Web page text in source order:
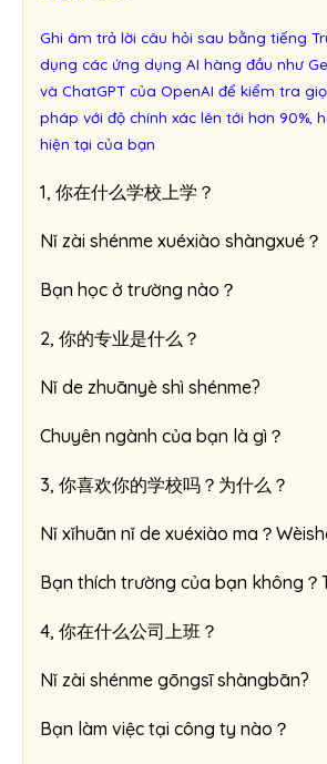
Ghi âm trả lời câu hỏi sau bằng tiếng
dụng các ứng dụng AI hàng đầu như
và ChatGPT của OpenAI để kiểm tra
pháp với độ chính xác lên tới hơn 90%,
hiện tại của bạn
1, 你在什么学校上学？
Nǐ zài shénme xuéxiào shàngxué？
Bạn học ở trường nào？
2, 你的专业是什么？
Nǐ de zhuānyè shì shénme?
Chuyên ngành của bạn là gì？
3, 你喜欢你的学校吗？为什么？
Nǐ xǐhuān nǐ de xuéxiào ma？
Bạn thích trường của bạn không？
4, 你在什么公司上班？
Nǐ zài shénme gōngsī shàngbān?
Bạn làm việc tại công ty nào？